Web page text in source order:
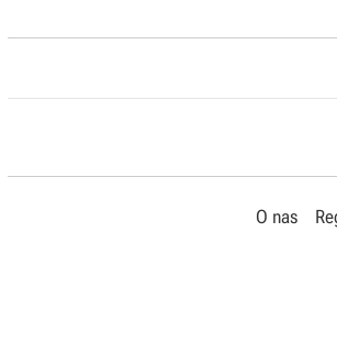
O nas